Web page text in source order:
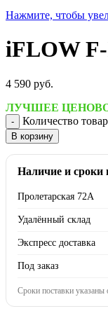
Нажмите, чтобы
iFLOW
4 590 руб.
ЛУЧШЕЕ
Количество
В корзину
Наличие и сроки
Пролетарская 72А
Удалённый склад
Экспресс доставка
Под заказ
Сроки поставки указаны